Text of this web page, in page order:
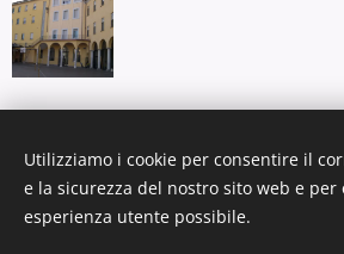
© Copyright 2017 Giovanni
Treviglio
Utilizziamo i cookie per consentire il
e la sicurezza del nostro sito web e
esperienza utente possibile.